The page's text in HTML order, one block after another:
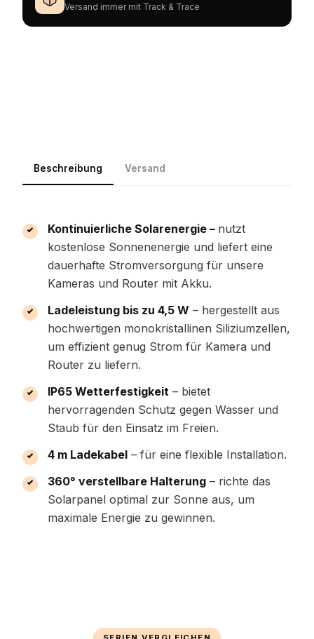
Versand immer mit Track & Trace
Beschreibung Versand
Kontinuierliche Solarenergie – nutzt
kostenlose Sonnenenergie und liefert eine
dauerhafte Stromversorgung für unsere
Kameras und Router mit Akku.
Ladeleistung bis zu 4,5 W – hergestellt aus
hochwertigen monokristallinen Siliziumzellen,
um effizient genug Strom für Kamera und
Router zu liefern.
IP65 Wetterfestigkeit – bietet
hervorragenden Schutz gegen Wasser und
Staub für den Einsatz im Freien.
4 m Ladekabel – für eine flexible Installation.
360° verstellbare Halterung – richte das
Solarpanel optimal zur Sonne aus, um
maximale Energie zu gewinnen.